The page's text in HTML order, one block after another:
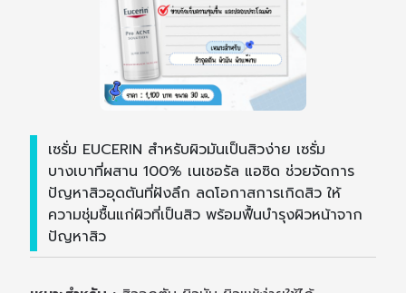
เซรั่ม EUCERIN สำหรับผิวมันเป็นสิวง่าย เซรั่ม
บางเบาที่ผสาน 100% เนเชอรัล แอซิด ช่วยจัดการ
ปัญหาสิวอุดตันที่ฝังลึก ลดโอกาสการเกิดสิว ให้
ความชุ่มชื้นแก่ผิวที่เป็นสิว พร้อมฟื้นบำรุงผิวหน้าจาก
ปัญหาสิว